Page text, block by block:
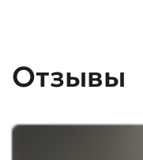
Отзывы